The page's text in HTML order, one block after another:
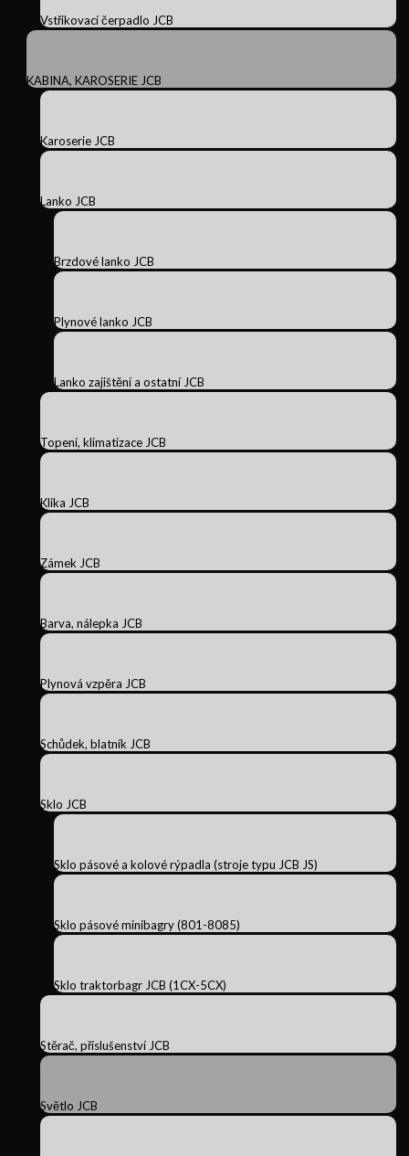
Vstřikovací čerpadlo JCB
KABINA, KAROSERIE JCB
Karoserie JCB
Lanko JCB
Brzdové lanko JCB
Plynové lanko JCB
Lanko zajištění a ostatní JCB
Topení, klimatizace JCB
Klika JCB
Zámek JCB
Barva, nálepka JCB
Plynová vzpěra JCB
Schůdek, blatník JCB
Sklo JCB
Sklo pásové a kolové rýpadla (stroje typu JCB JS)
Sklo pásové minibagry (801-8085)
Sklo traktorbagr JCB (1CX-5CX)
Stěrač, příslušenství JCB
Světlo JCB